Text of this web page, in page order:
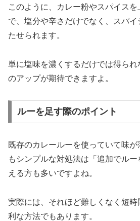
このように、カレー粉やスパイスを
で、塩分や辛さだけでなく、スパ
たせられます。
単に塩味を濃くするだけでは得られ
のアップが期待できますよ。
ルーを足す際のポイント
既存のカレールーを使っていて味
もシンプルな対処法は「追加でル
える方も多いですよね。
実際には、それほど難しくなく短
利な方法でもあります。